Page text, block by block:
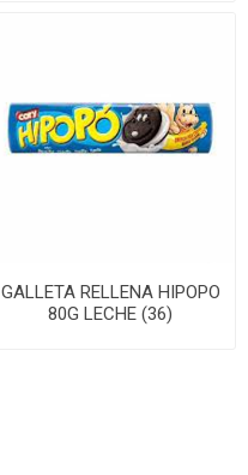
GALLETA RELLENA HIPOPO
80G LECHE (36)